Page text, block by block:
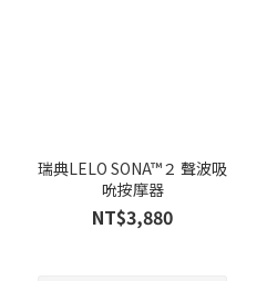
瑞典LELO SONA™２ 聲波吸
吮按摩器
NT$3,880